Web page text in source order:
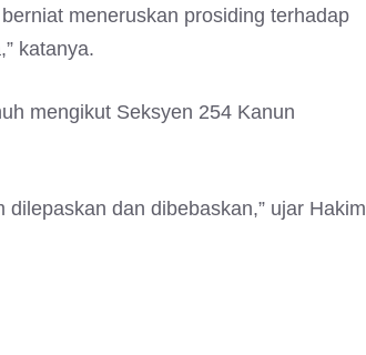
meneruskan prosiding terhadap
katanya.
mengikut Seksyen 254 Kanun
dan dibebaskan,” ujar Hakim